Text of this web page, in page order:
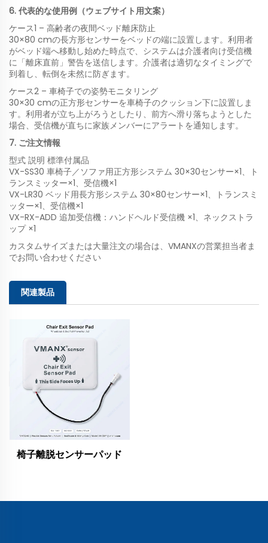
6. 代表的な使用例（ウェブサイト用文案）
ケース1 – 高齢者の夜間ベッド離床防止
30×80 cmの長方形センサーをベッドの端に設置します。利用者
がベッド端へ移動し始めた時点で、システムは介護者向け受信機
に「離床直前」警告を送信します。介護者は適切なタイミングで
到着し、転倒を未然に防ぎます。
ケース2 – 車椅子での姿勢モニタリング
30×30 cmの正方形センサーを車椅子のクッション下に設置しま
す。利用者が立ち上がろうとしたり、前方へ滑り落ちようとした
場合、受信機が直ちに家族メンバーにアラートを通知します。
7. ご注文情報
型式 説明 標準付属品
VX-SS30 車椅子／ソファ用正方形システム 30×30センサー×1、ト
ランスミッター×1、受信機×1
VX-LR30 ベッド用長方形システム 30×80センサー×1、トランスミ
ッター×1、受信機×1
VX-RX-ADD 追加受信機：ハンドヘルド受信機 ×1、ネックストラ
ップ ×1
カスタムサイズまたは大量注文の場合は、VMANXの営業担当者ま
でお問い合わせください
関連製品
椅子離脱センサーパッド